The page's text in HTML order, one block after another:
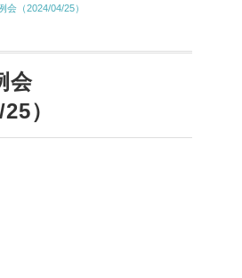
会（2024/04/25）
会
）